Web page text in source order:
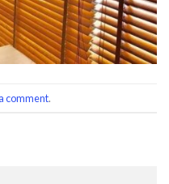
comment.